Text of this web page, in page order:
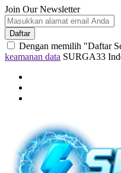
Join Our Newsletter
Daftar
Dengan memilih "Daftar
keamanan data SURGA33